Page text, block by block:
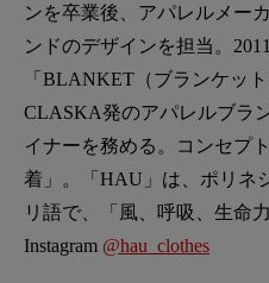
ンを卒業後、アパレルメー
ンドのデザインを担当。
「BLANKET（ブランケッ
CLASKA発のアパレルブラ
イナーを務める。コンセプ
着」。「HAU」は、ポリネ
リ語で、「風、呼吸、生命
Instagram @hau_clothes